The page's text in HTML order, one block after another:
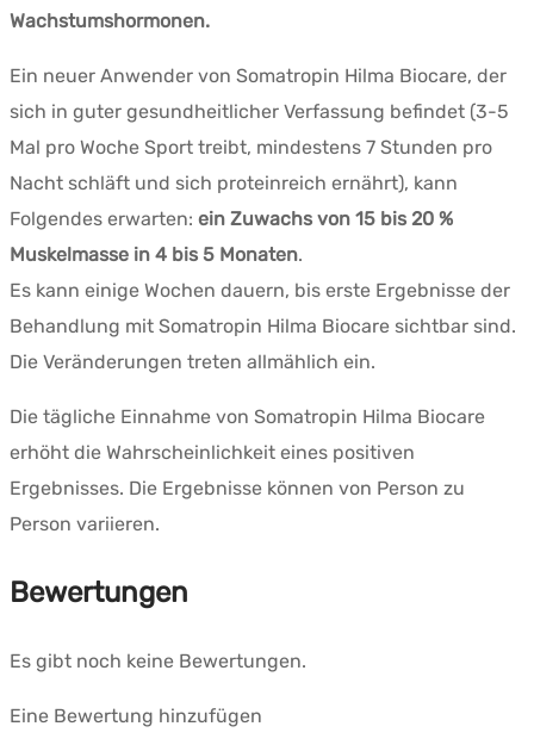
Wachstumshormonen.
Ein neuer Anwender von Somatropin Hilma Biocare, der
sich in guter gesundheitlicher Verfassung befindet (3-5
Mal pro Woche Sport treibt, mindestens 7 Stunden pro
Nacht schläft und sich proteinreich ernährt), kann
Folgendes erwarten: ein Zuwachs von 15 bis 20 %
Muskelmasse in 4 bis 5 Monaten.
Es kann einige Wochen dauern, bis erste Ergebnisse der
Behandlung mit Somatropin Hilma Biocare sichtbar sind.
Die Veränderungen treten allmählich ein.
Die tägliche Einnahme von Somatropin Hilma Biocare
erhöht die Wahrscheinlichkeit eines positiven
Ergebnisses. Die Ergebnisse können von Person zu
Person variieren.
Bewertungen
Es gibt noch keine Bewertungen.
Eine Bewertung hinzufügen